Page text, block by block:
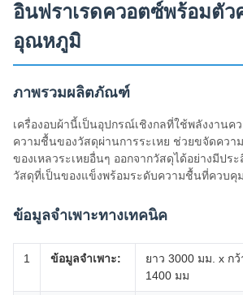
อินฟราเรดควอตซ์พร้อมตัว
อุณหภูมิ
ภาพรวมผลิตภัณฑ์
เครื่องอบผ้านี้เป็นอุปกรณ์เชิงกลที่ใช้พลังงานค
ความชื้นของวัสดุผ่านการระเหย ช่วยขจัดคว
ของเหลวระเหยอื่นๆ ออกจากวัสดุได้อย่างมีปร
วัสดุที่เป็นของแข็งพร้อมระดับความชื้นที่ควบคุ
ข้อมูลจำเพาะทางเทคนิค
1 ข้อมูลจำเพาะ:
ยาว 3000 มม. x ก
1400 มม